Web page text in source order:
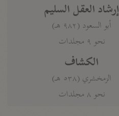
إرشاد العقل السليم
أبو السعود (٩٨٢ هـ)
نحو ٩ مجلدات
الكشاف
الزمخشري (٥٣٨ هـ)
نحو ٨ مجلدات